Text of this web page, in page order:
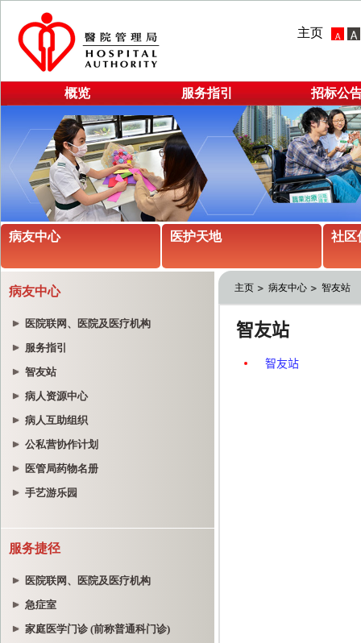
主页
概览 服务指引 招标公
病友中心 医护天地 社区
病友中心
医院联网、医院及医疗机构
服务指引
智友站
病人资源中心
病人互助组织
公私营协作计划
医管局药物名册
手艺游乐园
服务捷径
医院联网、医院及医疗机构
急症室
家庭医学门诊 (前称普通科门诊)
主页 病友中心 智友站